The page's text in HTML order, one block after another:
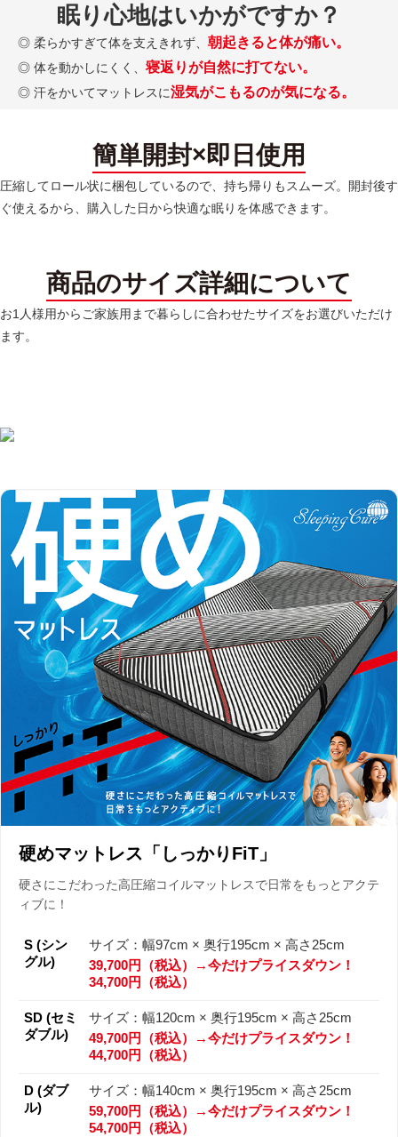
眠り心地はいかがですか？
◎ 柔らかすぎて体を支えきれず、 朝起きると体が痛い。
◎ 体を動かしにくく、 寝返りが自然に打てない。
◎ 汗をかいてマットレスに湿気がこもるのが気になる。
簡単開封×即日使用
圧縮してロール状に梱包しているので、持ち帰りもスムーズ。開封後す
ぐ使えるから、購入した日から快適な眠りを体感できます。
商品のサイズ詳細について
お1人様用からご家族用まで暮らしに合わせたサイズをお選びいただけ
ます。
硬めマットレス「しっかりFiT」
硬さにこだわった高圧縮コイルマットレスで日常をもっとアクテ
ィブに！
S (シン
グル)
サイズ：幅97cm × 奥行195cm × 高さ25cm
39,700円（税込）→今だけプライスダウン！
34,700円（税込）
SD (セミ
ダブル)
サイズ：幅120cm × 奥行195cm × 高さ25cm
49,700円（税込）→今だけプライスダウン！
44,700円（税込）
D (ダブ
ル)
サイズ：幅140cm × 奥行195cm × 高さ25cm
59,700円（税込）→今だけプライスダウン！
54,700円（税込）